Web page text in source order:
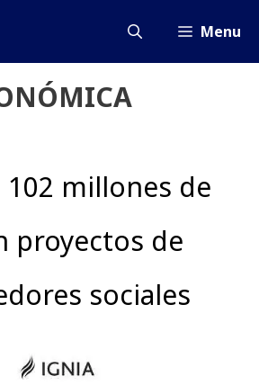
Menu
millones de
proyectos de
sociales